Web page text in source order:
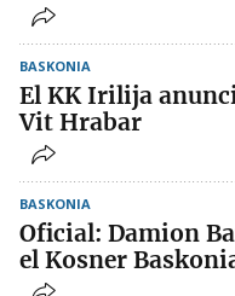
BASKONIA
El KK Irilija
Vit Hrabar
BASKONIA
Oficial: Damion
el Kosner